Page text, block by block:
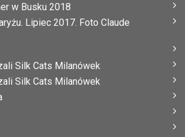
w Busku 2018
Lipiec 2017. Foto Claude
Silk Cats Milanówek
Silk Cats Milanówek